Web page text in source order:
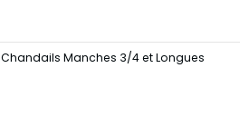
Chandails Manches 3/4 et Longues